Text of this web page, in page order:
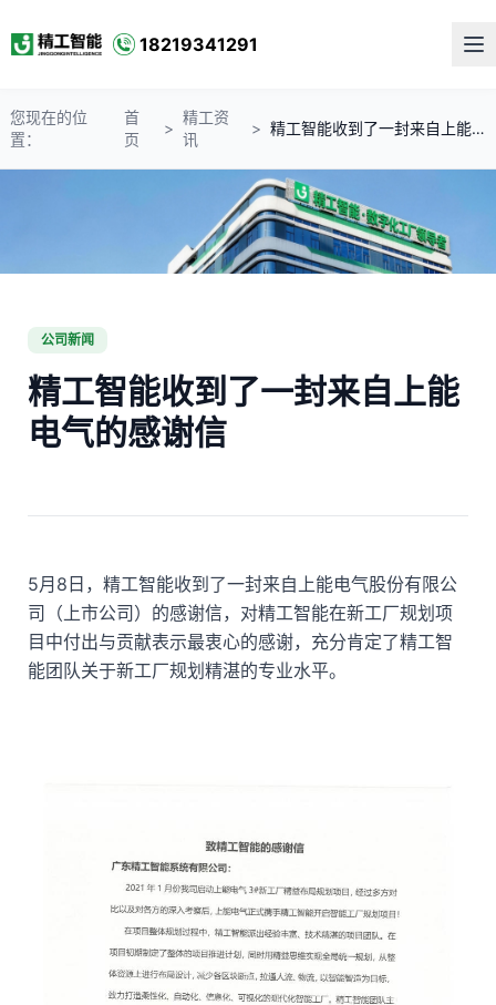
18219341291
您现在的位
置：
首
页
>
精工资
讯
> 精工智能收到了一封来自上能电气的感谢信
公司新闻
精工智能收到了一封来自上能
电气的感谢信
5月8日，精工智能收到了一封来自上能电气股份有限公
司（上市公司）的感谢信，对精工智能在新工厂规划项
目中付出与贡献表示最衷心的感谢，充分肯定了精工智
能团队关于新工厂规划精湛的专业水平。